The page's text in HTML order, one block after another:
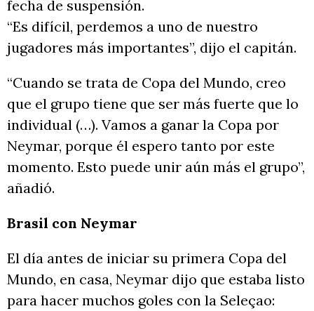
fecha de suspensión.
“Es difícil, perdemos a uno de nuestro
jugadores más importantes”, dijo el capitán.
“Cuando se trata de Copa del Mundo, creo
que el grupo tiene que ser más fuerte que lo
individual (…). Vamos a ganar la Copa por
Neymar, porque él espero tanto por este
momento. Esto puede unir aún más el grupo”,
añadió.
Brasil con Neymar
El día antes de iniciar su primera Copa del
Mundo, en casa, Neymar dijo que estaba listo
para hacer muchos goles con la Seleçao: